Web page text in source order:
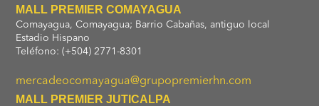
MALL PREMIER COMAYAGUA
Comayagua, Comayagua; Barrio Cabañas, antiguo local
Estadio Hispano
Teléfono: (+504) 2771-8301
mercadeocomayagua@grupopremierhn.com
MALL PREMIER JUTICALPA